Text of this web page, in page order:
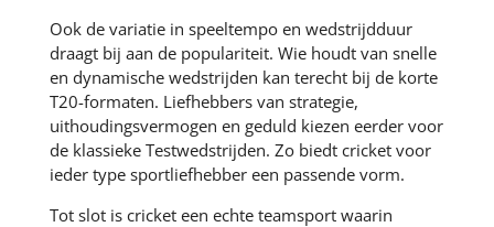
Ook de variatie in speeltempo en wedstrijdduur
draagt bij aan de populariteit. Wie houdt van snelle
en dynamische wedstrijden kan terecht bij de korte
T20-formaten. Liefhebbers van strategie,
uithoudingsvermogen en geduld kiezen eerder voor
de klassieke Testwedstrijden. Zo biedt cricket voor
ieder type sportliefhebber een passende vorm.
Tot slot is cricket een echte teamsport waarin